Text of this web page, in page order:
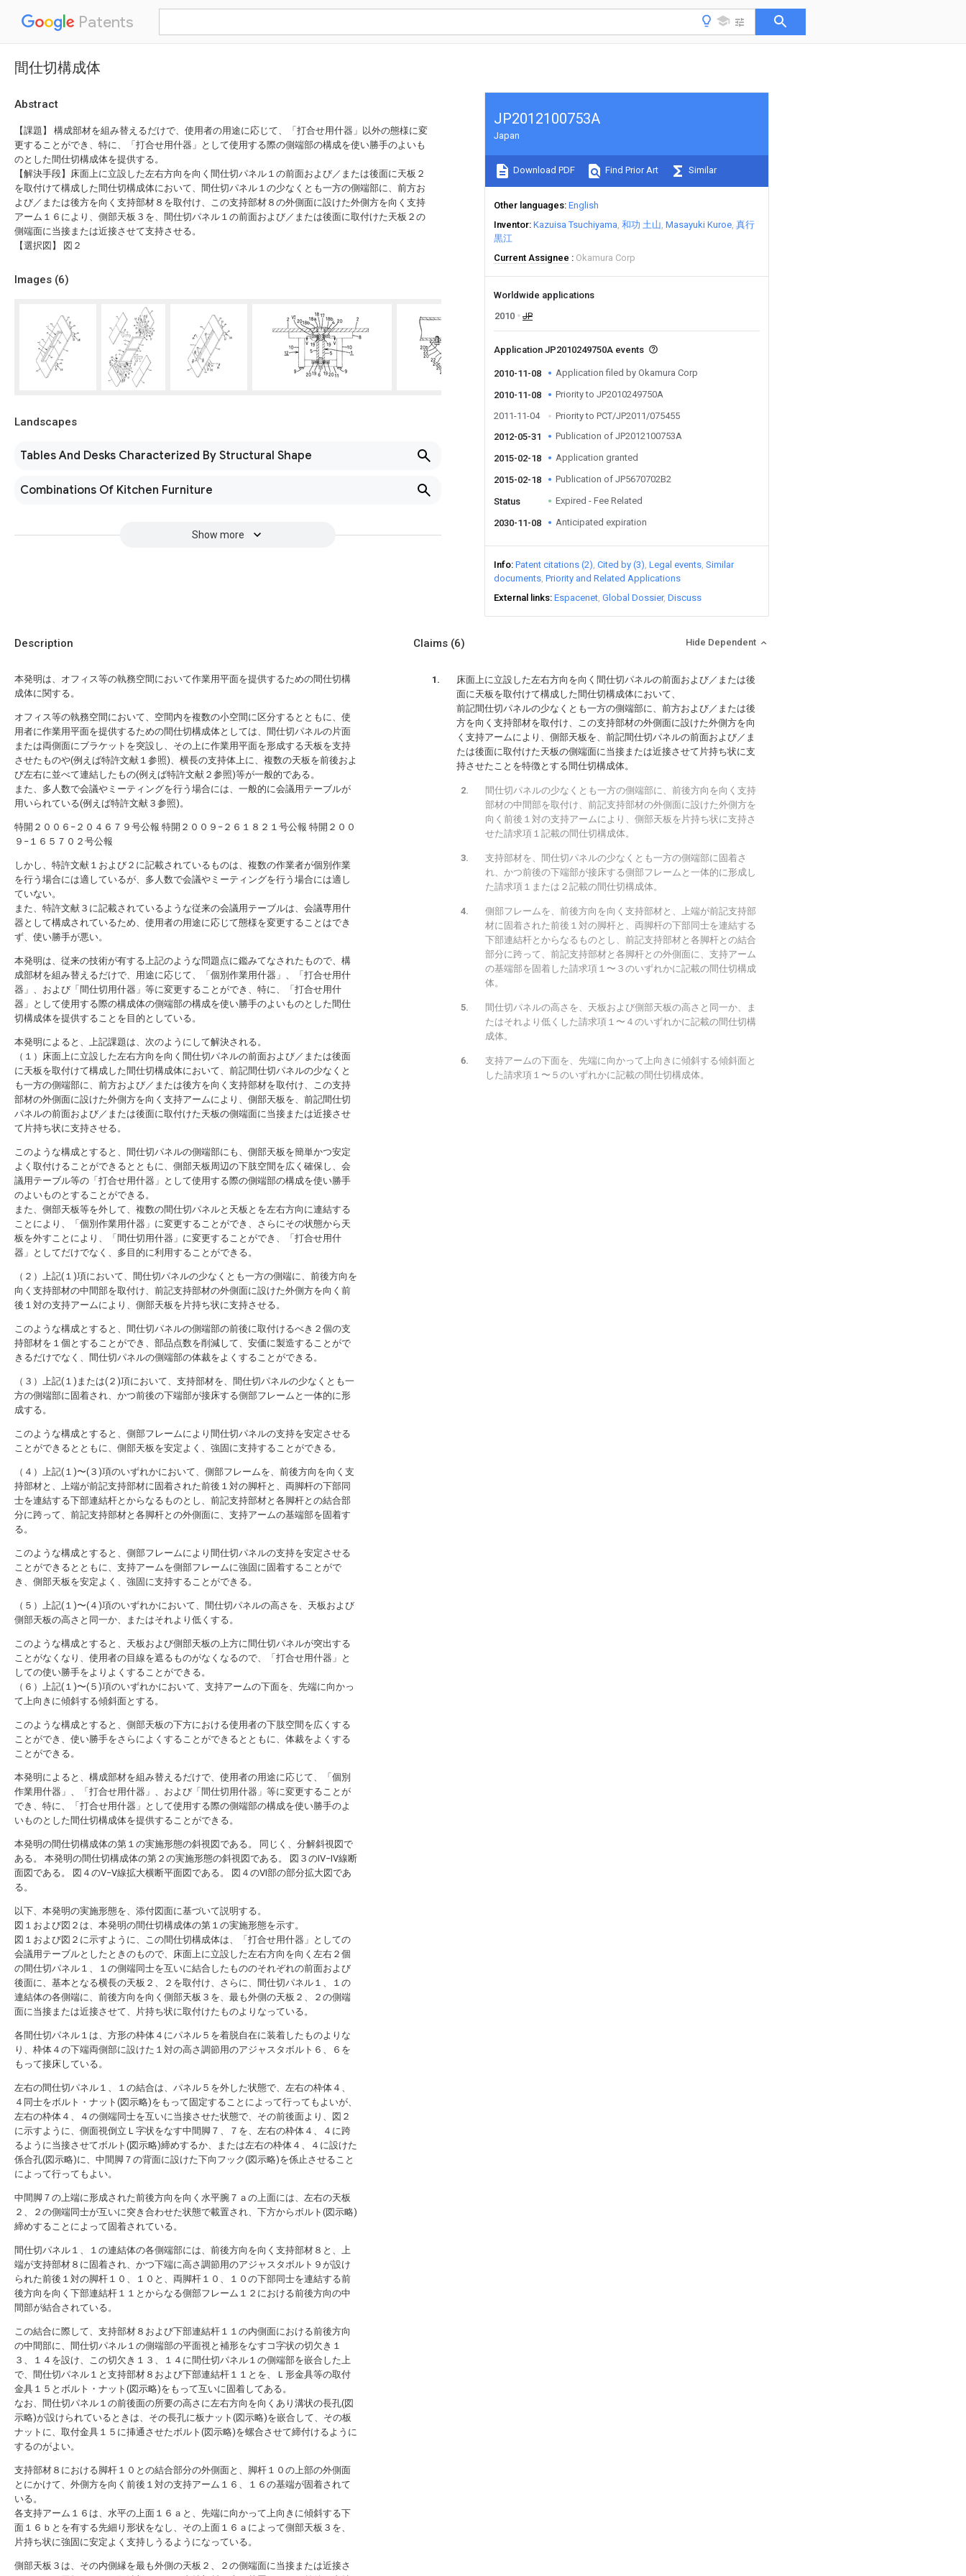
Patents
間仕切構成体
Abstract
【課題】 構成部材を組み替えるだけで、使用者の用途に応じて、「打合せ用什器」以外の態様に変
更することができ、特に、「打合せ用什器」として使用する際の側端部の構成を使い勝手のよいも
のとした間仕切構成体を提供する。
【解決手段】床面上に立設した左右方向を向く間仕切パネル１の前面および／または後面に天板２
を取付けて構成した間仕切構成体において、間仕切パネル１の少なくとも一方の側端部に、前方お
よび／または後方を向く支持部材８を取付け、この支持部材８の外側面に設けた外側方を向く支持
アーム１６により、側部天板３を、間仕切パネル１の前面および／または後面に取付けた天板２の
側端面に当接または近接させて支持させる。
【選択図】 図２
Images (6)
Landscapes
Tables And Desks Characterized By Structural Shape
Combinations Of Kitchen Furniture
Show more
JP2012100753A
Japan
Download PDF Find Prior Art Similar
Other languages English
Inventor Kazuisa Tsuchiyama 和功 土山 Masayuki Kuroe 真行
黒江
Current Assignee
Okamura Corp
Worldwide applications
2010
JP
Application JP2010249750A events
2010-11-08 Application filed by Okamura Corp
2010-11-08
Priority to JP2010249750A
2011-11-04
Priority to PCT/JP2011/075455
2012-05-31
Publication of JP2012100753A
2015-02-18 Application granted
2015-02-18 Publication of JP5670702B2
Status Expired - Fee Related
2030-11-08 Anticipated expiration
Info Patent citations (2) Cited by (3) Legal events Similar
documents Priority and Related Applications
External links Espacenet Global Dossier Discuss
Description
本発明は、オフィス等の執務空間において作業用平面を提供するための間仕切構
成体に関する。
オフィス等の執務空間において、空間内を複数の小空間に区分するとともに、使
用者に作業用平面を提供するための間仕切構成体としては、間仕切パネルの片面
または両側面にブラケットを突設し、その上に作業用平面を形成する天板を支持
させたものや(例えば特許文献１参照)、横長の支持体上に、複数の天板を前後およ
び左右に並べて連結したもの(例えば特許文献２参照)等が一般的である。
また、多人数で会議やミーティングを行う場合には、一般的に会議用テーブルが
用いられている(例えば特許文献３参照)。
特開２００６−２０４６７９号公報 特開２００９−２６１８２１号公報 特開２００
９−１６５７０２号公報
しかし、特許文献１および２に記載されているものは、複数の作業者が個別作業
を行う場合には適しているが、多人数で会議やミーティングを行う場合には適し
ていない。
また、特許文献３に記載されているような従来の会議用テーブルは、会議専用什
器として構成されているため、使用者の用途に応じて態様を変更することはでき
ず、使い勝手が悪い。
本発明は、従来の技術が有する上記のような問題点に鑑みてなされたもので、構
成部材を組み替えるだけで、用途に応じて、「個別作業用什器」、「打合せ用什
器」、および「間仕切用什器」等に変更することができ、特に、「打合せ用什
器」として使用する際の構成体の側端部の構成を使い勝手のよいものとした間仕
切構成体を提供することを目的としている。
本発明によると、上記課題は、次のようにして解決される。
（１）床面上に立設した左右方向を向く間仕切パネルの前面および／または後面
に天板を取付けて構成した間仕切構成体において、前記間仕切パネルの少なくと
も一方の側端部に、前方および／または後方を向く支持部材を取付け、この支持
部材の外側面に設けた外側方を向く支持アームにより、側部天板を、前記間仕切
パネルの前面および／または後面に取付けた天板の側端面に当接または近接させ
て片持ち状に支持させる。
このような構成とすると、間仕切パネルの側端部にも、側部天板を簡単かつ安定
よく取付けることができるとともに、側部天板周辺の下肢空間を広く確保し、会
議用テーブル等の「打合せ用什器」として使用する際の側端部の構成を使い勝手
のよいものとすることができる。
また、側部天板等を外して、複数の間仕切パネルと天板とを左右方向に連結する
ことにより、「個別作業用什器」に変更することができ、さらにその状態から天
板を外すことにより、「間仕切用什器」に変更することができ、「打合せ用什
器」としてだけでなく、多目的に利用することができる。
（２）上記(１)項において、間仕切パネルの少なくとも一方の側端に、前後方向を
向く支持部材の中間部を取付け、前記支持部材の外側面に設けた外側方を向く前
後１対の支持アームにより、側部天板を片持ち状に支持させる。
このような構成とすると、間仕切パネルの側端部の前後に取付けるべき２個の支
持部材を１個とすることができ、部品点数を削減して、安価に製造することがで
きるだけでなく、間仕切パネルの側端部の体裁をよくすることができる。
（３）上記(１)または(２)項において、支持部材を、間仕切パネルの少なくとも一
方の側端部に固着され、かつ前後の下端部が接床する側部フレームと一体的に形
成する。
このような構成とすると、側部フレームにより間仕切パネルの支持を安定させる
ことができるとともに、側部天板を安定よく、強固に支持することができる。
（４）上記(１)〜(３)項のいずれかにおいて、側部フレームを、前後方向を向く支
持部材と、上端が前記支持部材に固着された前後１対の脚杆と、両脚杆の下部同
士を連結する下部連結杆とからなるものとし、前記支持部材と各脚杆との結合部
分に跨って、前記支持部材と各脚杆との外側面に、支持アームの基端部を固着す
る。
このような構成とすると、側部フレームにより間仕切パネルの支持を安定させる
ことができるとともに、支持アームを側部フレームに強固に固着することがで
き、側部天板を安定よく、強固に支持することができる。
（５）上記(１)〜(４)項のいずれかにおいて、間仕切パネルの高さを、天板および
側部天板の高さと同一か、またはそれより低くする。
このような構成とすると、天板および側部天板の上方に間仕切パネルが突出する
ことがなくなり、使用者の目線を遮るものがなくなるので、「打合せ用什器」と
しての使い勝手をよりよくすることができる。
（６）上記(１)〜(５)項のいずれかにおいて、支持アームの下面を、先端に向かっ
て上向きに傾斜する傾斜面とする。
このような構成とすると、側部天板の下方における使用者の下肢空間を広くする
ことができ、使い勝手をさらによくすることができるとともに、体裁をよくする
ことができる。
本発明によると、構成部材を組み替えるだけで、使用者の用途に応じて、「個別
作業用什器」、「打合せ用什器」、および「間仕切用什器」等に変更することが
でき、特に、「打合せ用什器」として使用する際の側端部の構成を使い勝手のよ
いものとした間仕切構成体を提供することができる。
本発明の間仕切構成体の第１の実施形態の斜視図である。
同じく、分解斜視図で
ある。
本発明の間仕切構成体の第２の実施形態の斜視図である。
図３のIV−IV線断
面図である。
図４のV−V線拡大横断平面図である。
図４のVI部の部分拡大図であ
る。
以下、本発明の実施形態を、添付図面に基づいて説明する。
図１および図２は、本発明の間仕切構成体の第１の実施形態を示す。
図１および図２に示すように、この間仕切構成体は、「打合せ用什器」としての
会議用テーブルとしたときのもので、床面上に立設した左右方向を向く左右２個
の間仕切パネル１、１の側端同士を互いに結合したもののそれぞれの前面および
後面に、基本となる横長の天板２、２を取付け、さらに、間仕切パネル１、１の
連結体の各側端に、前後方向を向く側部天板３を、最も外側の天板２、２の側端
面に当接または近接させて、片持ち状に取付けたものよりなっている。
各間仕切パネル１は、方形の枠体４にパネル５を着脱自在に装着したものよりな
り、枠体４の下端両側部に設けた１対の高さ調節用のアジャスタボルト６、６を
もって接床している。
左右の間仕切パネル１、１の結合は、パネル５を外した状態で、左右の枠体４、
４同士をボルト・ナット(図示略)をもって固定することによって行ってもよいが、
左右の枠体４、４の側端同士を互いに当接させた状態で、その前後面より、図２
に示すように、側面視倒立Ｌ字状をなす中間脚７、７を、左右の枠体４、４に跨
るように当接させてボルト(図示略)締めするか、または左右の枠体４、４に設けた
係合孔(図示略)に、中間脚７の背面に設けた下向フック(図示略)を係止させること
によって行ってもよい。
中間脚７の上端に形成された前後方向を向く水平腕７ａの上面には、左右の天板
２、２の側端同士が互いに突き合わせた状態で載置され、下方からボルト(図示略)
締めすることによって固着されている。
間仕切パネル１、１の連結体の各側端部には、前後方向を向く支持部材８と、上
端が支持部材８に固着され、かつ下端に高さ調節用のアジャスタボルト９が設け
られた前後１対の脚杆１０、１０と、両脚杆１０、１０の下部同士を連結する前
後方向を向く下部連結杆１１とからなる側部フレーム１２における前後方向の中
間部が結合されている。
この結合に際して、支持部材８および下部連結杆１１の内側面における前後方向
の中間部に、間仕切パネル１の側端部の平面視と補形をなすコ字状の切欠き１
３、１４を設け、この切欠き１３、１４に間仕切パネル１の側端部を嵌合した上
で、間仕切パネル１と支持部材８および下部連結杆１１とを、Ｌ形金具等の取付
金具１５とボルト・ナット(図示略)をもって互いに固着してある。
なお、間仕切パネル１の前後面の所要の高さに左右方向を向くあり溝状の長孔(図
示略)が設けられているときは、その長孔に板ナット(図示略)を嵌合して、その板
ナットに、取付金具１５に挿通させたボルト(図示略)を螺合させて締付けるように
するのがよい。
支持部材８における脚杆１０との結合部分の外側面と、脚杆１０の上部の外側面
とにかけて、外側方を向く前後１対の支持アーム１６、１６の基端が固着されて
いる。
各支持アーム１６は、水平の上面１６ａと、先端に向かって上向きに傾斜する下
面１６ｂとを有する先細り形状をなし、その上面１６ａによって側部天板３を、
片持ち状に強固に安定よく支持しうるようになっている。
側部天板３は、その内側縁を最も外側の天板２、２の側端面に当接または近接さ
Claims (6) Hide Dependent
床面上に立設した左右方向を向く間仕切パネルの前面および／または後
面に天板を取付けて構成した間仕切構成体において、
前記間仕切パネルの少なくとも一方の側端部に、前方および／または後
方を向く支持部材を取付け、この支持部材の外側面に設けた外側方を向
く支持アームにより、側部天板を、前記間仕切パネルの前面および／ま
たは後面に取付けた天板の側端面に当接または近接させて片持ち状に支
持させたことを特徴とする間仕切構成体。
間仕切パネルの少なくとも一方の側端部に、前後方向を向く支持
部材の中間部を取付け、前記支持部材の外側面に設けた外側方を
向く前後１対の支持アームにより、側部天板を片持ち状に支持さ
せた請求項１記載の間仕切構成体。
支持部材を、間仕切パネルの少なくとも一方の側端部に固着さ
れ、かつ前後の下端部が接床する側部フレームと一体的に形成し
た請求項１または２記載の間仕切構成体。
側部フレームを、前後方向を向く支持部材と、上端が前記支持部
材に固着された前後１対の脚杆と、両脚杆の下部同士を連結する
下部連結杆とからなるものとし、前記支持部材と各脚杆との結合
部分に跨って、前記支持部材と各脚杆との外側面に、支持アーム
の基端部を固着した請求項１〜３のいずれかに記載の間仕切構成
体。
間仕切パネルの高さを、天板および側部天板の高さと同一か、ま
たはそれより低くした請求項１〜４のいずれかに記載の間仕切構
成体。
支持アームの下面を、先端に向かって上向きに傾斜する傾斜面と
した請求項１〜５のいずれかに記載の間仕切構成体。